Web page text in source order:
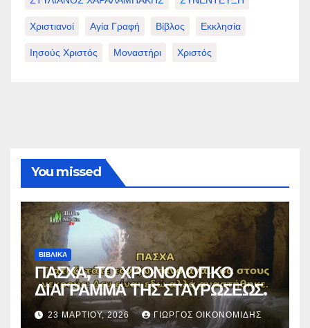
Χριστιανοί Αγία Γραφή Βίβλος Εκκλησία
Ιησούς Χριστός Μοναστήρι Χριστός
You missed
ΒΙΒΛΙΚΑ
ΠΑΣΧΑ, ΤΟ ΧΡΟΝΟΛΟΓΙΚΟ
ΔΙΑΓΡΑΜΜΑ ΤΗΣ ΣΤΑΥΡΩΣΕΩΣ.
23 ΜΑΡΤΊΟΥ, 2026 ΓΙΏΡΓΟΣ ΟΙΚΟΝΟΜΊΔΗΣ